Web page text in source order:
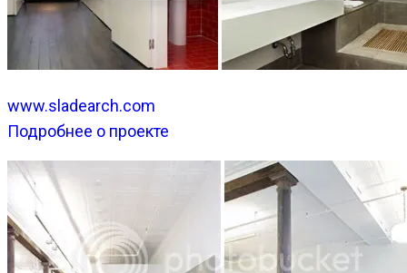
www.sladearch.com
Подробнее о проекте